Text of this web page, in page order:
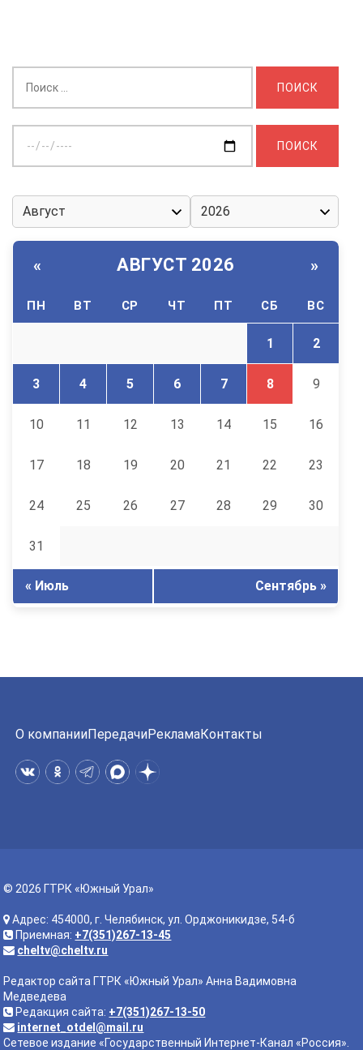
дату:
« АВГУСТ 2026 »
ПН ВТ СР ЧТ ПТ СБ ВС
1 2
3 4 5 6 7 8 9
10 11 12 13 14 15 16
17 18 19 20 21 22 23
24 25 26 27 28 29 30
31
« Июль Сентябрь »
О компанииПередачиРекламаКонтакты
© 2026 ГТРК «Южный Урал»
Адрес: 454000, г. Челябинск, ул. Орджоникидзе, 54-б
Приемная: +7(351)267-13-45
cheltv@cheltv.ru
Редактор сайта ГТРК «Южный Урал» Анна Вадимовна
Медведева
Редакция сайта: +7(351)267-13-50
internet_otdel@mail.ru
Сетевое издание «Государственный Интернет-Канал «Россия».